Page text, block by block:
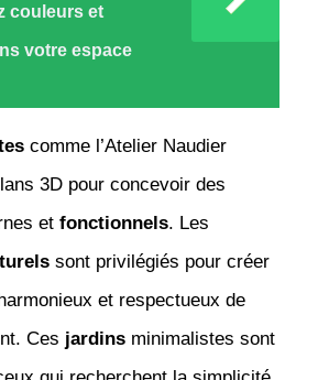
couleurs et
votre espace
comme l’Atelier Naudier
3D pour concevoir des
et fonctionnels. Les
sont privilégiés pour créer
et respectueux de
Ces jardinsminimalistes sont